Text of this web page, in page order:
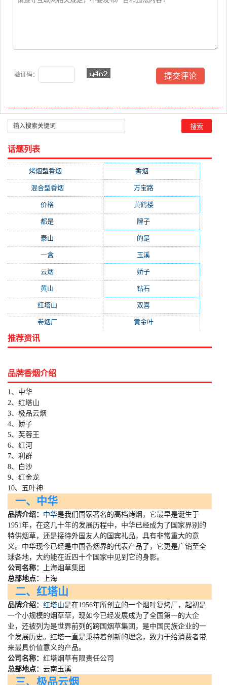
验证码：
话题列表
烤烟型香烟 香烟
混合型香烟 万宝路(331)
价格 黄鹤楼(315)
都是 牌子
泰山 的是
一盒 玉溪
云烟 娇子
黄山 钻石
红塔山 双喜
卷烟厂(154) 黄金叶(151)
推荐资讯
品牌香烟介绍
1、中华
2、红塔山
3、极品云烟
4、娇子
5、芙蓉王
6、红河
7、利群
8、白沙
9、红金龙
10、五叶神
一、中华
品牌介绍： 中华是我们国家著名的高档烤烟，它最早是诞生于
1951年，在这几十年的发展历程中，中华已经成为了国家界别的
特供烟草，还是接待外国友人的国宾礼品，具有非常重大的意
义。中华现今已经是中国香烟界的代表产品了，它更是广销至全
球各地，大约能在近四十个国家中见到它的身影。
公司名称：
上海烟草集团
总部地点：
上海
二、红塔山
品牌介绍： 红塔山是在1956年所创立的一个烟叶复烤厂，起初是
一个小规模的烟草草，现如今已经发展成为了全国第一的大企
业，还被列为是世界前列的跨国烟草集团，是中国民族企业的一
个发展历史。红塔一直是秉持着创新的理念，致力于给消费者带
来最具价值意义的产品。
公司名称： 红塔烟草有限责任公司
总部地点： 云南玉溪
三、极品云烟